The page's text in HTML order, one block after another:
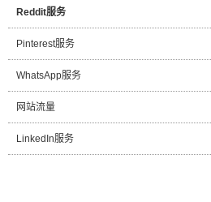
Reddit服务
Pinterest服务
WhatsApp服务
网站流量
LinkedIn服务